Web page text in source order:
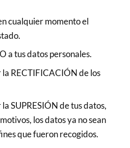
cualquier momento el
a tus datos personales.
RECTIFICACIÓN de los
SUPRESIÓN de tus datos,
los datos ya no sean
que fueron recogidos.